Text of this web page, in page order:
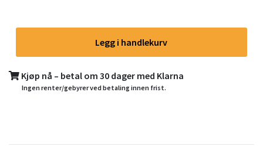
Legg i handlekurv
Kjøp nå – betal om 30 dager med Klarna
Ingen renter/gebyrer ved betaling innen frist.